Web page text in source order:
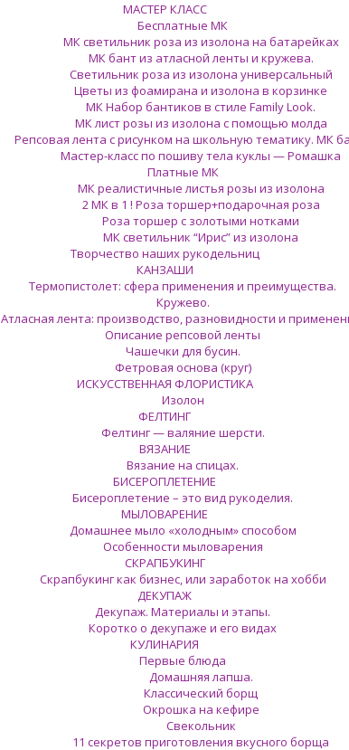
МАСТЕР КЛАСС
Бесплатные МК
МК светильник роза из изолона на батарейках
МК бант из атласной ленты и кружева.
Светильник роза из изолона универсальный
Цветы из фоамирана и изолона в корзинке
МК Набор бантиков в стиле Family Look.
МК лист розы из изолона с помощью молда
Репсовая лента с рисунком на школьную тематику. МК
Мастер-класс по пошиву тела куклы — Ромашка
Платные МК
МК реалистичные листья розы из изолона
2 МК в 1 ! Роза торшер+подарочная роза
Роза торшер с золотыми нотками
МК светильник “Ирис” из изолона
Творчество наших рукодельниц
КАНЗАШИ
Термопистолет: сфера применения и преимущества.
Кружево.
Атласная лента: производство, разновидности и
Описание репсовой ленты
Чашечки для бусин.
Фетровая основа (круг)
ИСКУССТВЕННАЯ ФЛОРИСТИКА
Изолон
ФЕЛТИНГ
Фелтинг — валяние шерсти.
ВЯЗАНИЕ
Вязание на спицах.
БИСЕРОПЛЕТЕНИЕ
Бисероплетение – это вид рукоделия.
МЫЛОВАРЕНИЕ
Домашнее мыло «холодным» способом
Особенности мыловарения
СКРАПБУКИНГ
Скрапбукинг как бизнес, или заработок на хобби
ДЕКУПАЖ
Декупаж. Материалы и этапы.
Коротко о декупаже и его видах
КУЛИНАРИЯ
Первые блюда
Домашняя лапша.
Классический борщ
Окрошка на кефире
Свекольник
11 секретов приготовления вкусного борща